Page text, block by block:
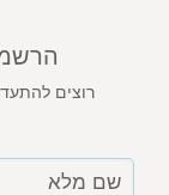
רוצים